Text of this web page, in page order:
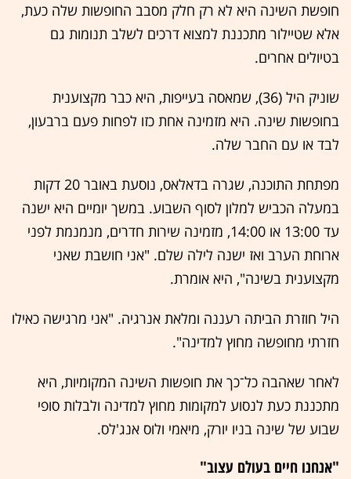
חופשת השינה היא לא רק חלק מסבב החופשות שלה כעת,
אלא שטיילור מתכננת למצוא דרכים לשלב תנומות גם
בטיולים אחרים.
שוניק היל (36), שמאסה בעייפות, היא כבר מקצוענית
בחופשות שינה. היא מזמינה אחת כזו לפחות פעם ברבעון,
לבד או עם החבר שלה.
מפתחת התוכנה, שגרה בדאלאס, נוסעת באובר 20 דקות
במעלה הכביש למלון לסוף השבוע. במשך יומיים היא ישנה
עד 13:00 או 14:00, מזמינה שירות חדרים, מנמנמת לפני
ארוחת הערב ואז ישנה לילה שלם. "אני חושבת שאני
מקצוענית בשינה", היא אומרת.
היל חוזרת הביתה רעננה ומלאת אנרגיה. "אני מרגישה כאילו
חזרתי מחופשה מחוץ למדינה".
לאחר שאהבה כל־כך את חופשות השינה המקומיות, היא
מתכננת כעת לנסוע למקומות מחוץ למדינה ולבלות סופי
שבוע של שינה בניו יורק, מיאמי ולוס אנג'לס.
"אנחנו חיים בעולם עצוב"